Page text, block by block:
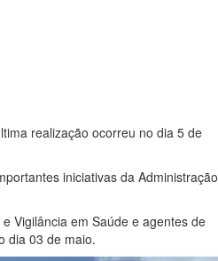
realização ocorreu no dia 5 de
iniciativas da Administração
Vigilância em Saúde e agentes de
dia 03 de maio.